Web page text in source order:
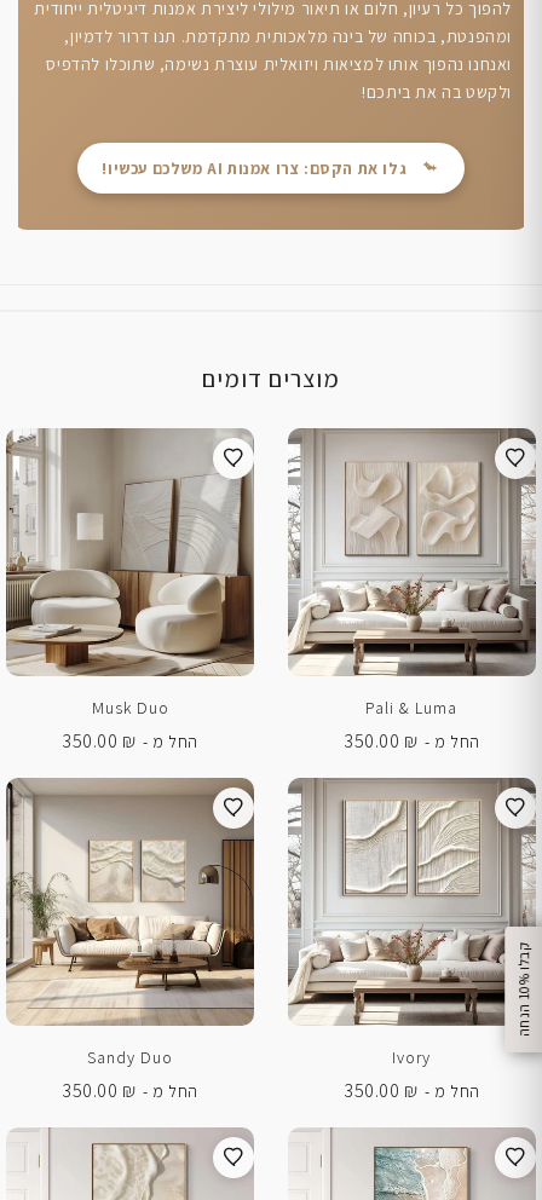
ק
ב
ל
ו
1
0
%
ה
נ
ח
ה
להפוך כל רעיון, חלום או תיאור מילולי ליצירת אמנות דיגיטלית ייחודית
ומהפנטת, בכוחה של בינה מלאכותית מתקדמת. תנו דרור לדמיון,
ואנחנו נהפוך אותו למציאות ויזואלית עוצרת נשימה, שתוכלו להדפיס
ולקשט בה את ביתכם!
גלו את הקסם: צרו אמנות AI משלכם עכשיו!
מוצרים דומים
Pali & Luma
החל מ -
350.00 ₪
Musk Duo
החל מ -
350.00 ₪
Ivory
החל מ -
350.00 ₪
Sandy Duo
החל מ -
350.00 ₪